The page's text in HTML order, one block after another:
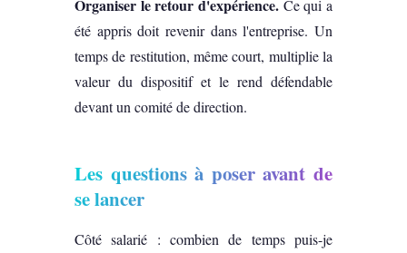
Organiser le retour d'expérience. Ce qui a
été appris doit revenir dans l'entreprise. Un
temps de restitution, même court, multiplie la
valeur du dispositif et le rend défendable
devant un comité de direction.
Les questions à poser avant de
se lancer
Côté salarié : combien de temps puis-je